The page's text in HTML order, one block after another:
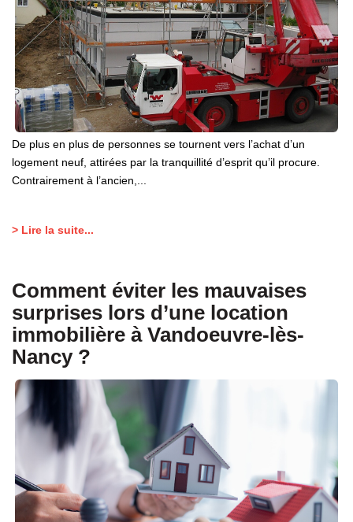
De plus en plus de personnes se tournent vers l’achat d’un
logement neuf, attirées par la tranquillité d’esprit qu’il procure.
Contrairement à l’ancien,...
> Lire la suite...
Comment éviter les mauvaises
surprises lors d’une location
immobilière à Vandoeuvre-lès-
Nancy ?